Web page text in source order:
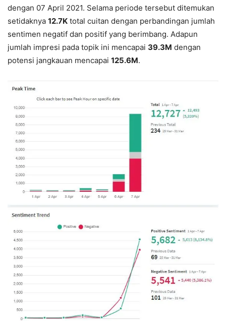
dengan 07 April 2021. Selama periode tersebut ditemukan
setidaknya 12.7K total cuitan dengan perbandingan jumlah
sentimen negatif dan positif yang berimbang. Adapun
jumlah impresi pada topik ini mencapai 39.3M dengan
potensi jangkauan mencapai 125.6M.